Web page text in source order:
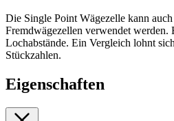
Die Single Point Wägezelle kann
Fremdwägezellen verwendet werden.
Lochabstände. Ein Vergleich lohnt
Stückzahlen.
Eigenschaften